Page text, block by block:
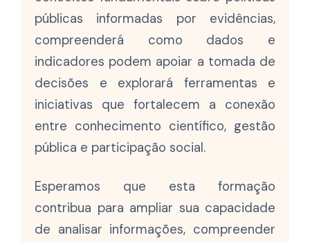
públicas informadas por evidências,
compreenderá como dados e
indicadores podem apoiar a tomada de
decisões e explorará ferramentas e
iniciativas que fortalecem a conexão
entre conhecimento científico, gestão
pública e participação social.
Esperamos que esta formação
contribua para ampliar sua capacidade
de analisar informações, compreender